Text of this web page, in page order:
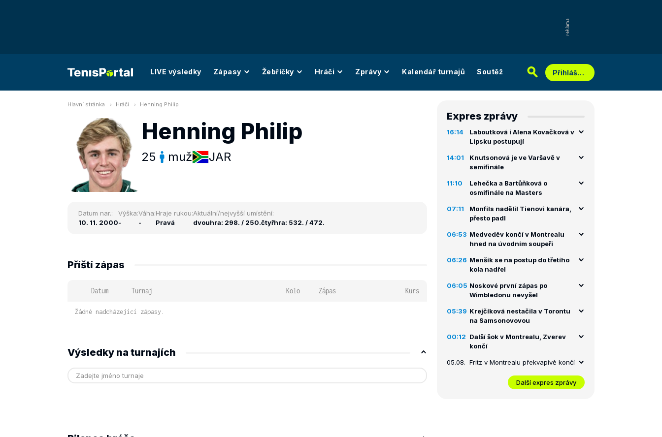
LIVE výsledky Zápasy Žebříčky Hráči Zprávy Kalendář turnajů Soutěž Přihlášení
Hlavní stránka Hráči Henning Philip
Henning Philip
25 muž JAR
Datum nar.:
10. 11. 2000
Výška:
-
Váha:
-
Hraje rukou:
Pravá
Aktuální/nejvyšší umístění:
dvouhra: 298. / 250.čtyřhra: 532. / 472.
Příští zápas
Datum Turnaj Kolo Zápas Kurs
Žádné nadcházející zápasy.
Výsledky na turnajích
Expres zprávy
16:14
Laboutková i Alena Kovačková v
Lipsku postupují
14:01
Knutsonová je ve Varšavě v
semifinále
11:10
Lehečka a Bartůňková o
osmifinále na Masters
07:11
Monfils nadělil Tienovi kanára,
přesto padl
06:53 Medveděv končí v Montrealu
hned na úvodním soupeři
06:26 Menšík se na postup do třetího
kola nadřel
06:05 Noskové první zápas po
Wimbledonu nevyšel
05:39 Krejčíková nestačila v Torontu
na Samsonovovou
00:12 Další šok v Montrealu, Zverev
končí
05.08. Fritz v Montrealu překvapivě končí
Další expres zprávy